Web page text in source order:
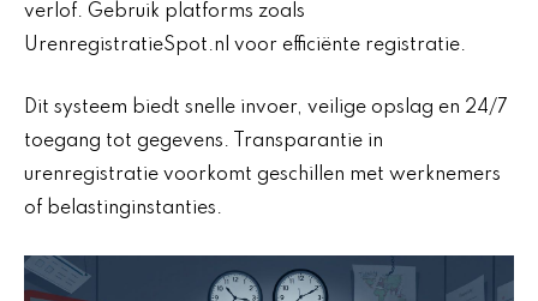
verlof. Gebruik platforms zoals
UrenregistratieSpot.nl voor efficiënte registratie.
Dit systeem biedt snelle invoer, veilige opslag en 24/7
toegang tot gegevens. Transparantie in
urenregistratie voorkomt geschillen met werknemers
of belastinginstanties.